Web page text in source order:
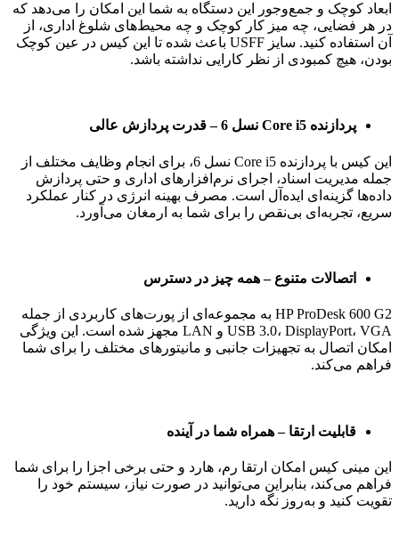
ابعاد کوچک و جمع‌وجور این دستگاه به شما این امکان را می‌دهد که
در هر فضایی، چه میز کار کوچک و چه محیط‌های شلوغ اداری، از
آن استفاده کنید. سایز USFF باعث شده تا این کیس در عین کوچک
بودن، هیچ کمبودی از نظر کارایی نداشته باشد.
پردازنده Core i5 نسل 6 – قدرت پردازش عالی
این کیس با پردازنده Core i5 نسل 6، برای انجام وظایف مختلف از
جمله مدیریت اسناد، اجرای نرم‌افزارهای اداری و حتی پردازش
داده‌ها گزینه‌ای ایده‌آل است. مصرف بهینه انرژی در کنار عملکرد
سریع، تجربه‌ای بی‌نقص را برای شما به ارمغان می‌آورد.
اتصالات متنوع – همه چیز در دسترس
HP ProDesk 600 G2 به مجموعه‌ای از پورت‌های کاربردی از جمله
USB 3.0، DisplayPort، VGA و LAN مجهز شده است. این ویژگی
امکان اتصال به تجهیزات جانبی و مانیتورهای مختلف را برای شما
فراهم می‌کند.
قابلیت ارتقا – همراه شما در آینده
این مینی کیس امکان ارتقا رم، هارد و حتی برخی اجزا را برای شما
فراهم می‌کند، بنابراین می‌توانید در صورت نیاز، سیستم خود را
تقویت کنید و به‌روز نگه دارید.